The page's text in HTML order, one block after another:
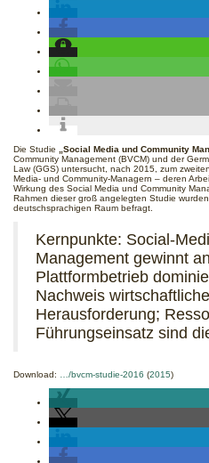
Die Studie „Social Media und Community
Community Management (BVCM) und der
Law (GGS) untersucht, nach 2015, zum
Media- und Community-Managern – deren
Wirkung des Social Media und Community
Rahmen dieser groß angelegten Studie
deutschsprachigen Raum befragt.
Kernpunkte: Social-
Management gewinnt
Plattformbetrieb
Nachweis
Herausforderung;
Führungseinsatz sind
Download: …/bvcm-studie-2016 (2015)